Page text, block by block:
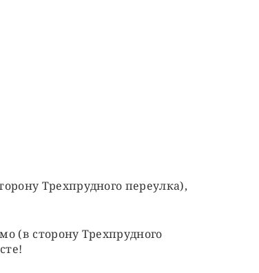
Трехпрудного переулка),
(в сторону Трехпрудного